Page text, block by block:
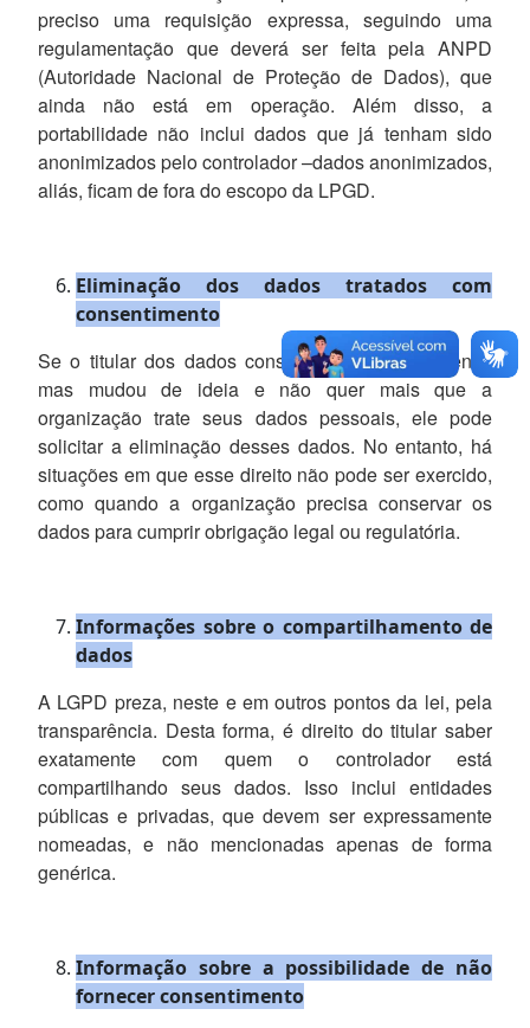
preciso uma requisição expressa, seguindo uma
regulamentação que deverá ser feita pela ANPD
(Autoridade Nacional de Proteção de Dados), que
ainda não está em operação. Além disso, a
portabilidade não inclui dados que já tenham sido
anonimizados pelo controlador –dados anonimizados,
aliás, ficam de fora do escopo da LPGD.
Eliminação dos dados tratados com
consentimento
Se o titular dos dados consentiu com o tratamento,
mas mudou de ideia e não quer mais que a
organização trate seus dados pessoais, ele pode
solicitar a eliminação desses dados. No entanto, há
situações em que esse direito não pode ser exercido,
como quando a organização precisa conservar os
dados para cumprir obrigação legal ou regulatória.
Informações sobre o compartilhamento de
dados
A LGPD preza, neste e em outros pontos da lei, pela
transparência. Desta forma, é direito do titular saber
exatamente com quem o controlador está
compartilhando seus dados. Isso inclui entidades
públicas e privadas, que devem ser expressamente
nomeadas, e não mencionadas apenas de forma
genérica.
Informação sobre a possibilidade de não
fornecer consentimento